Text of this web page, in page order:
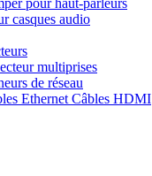
pour haut-parleurs
casques audio
multiprises
de réseau
Ethernet Câbles HDMI